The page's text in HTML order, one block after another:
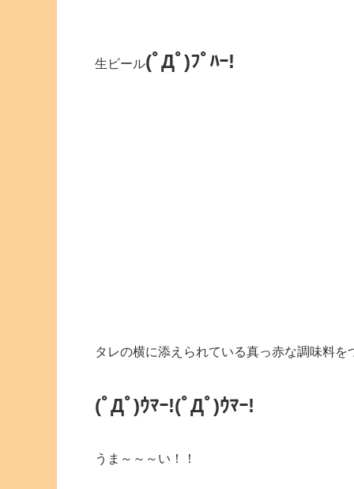
生ビール(ﾟДﾟ)ﾌﾟﾊｰ!
タレの横に添えられている真っ赤な調味料を
(ﾟДﾟ)ｳﾏｰ!(ﾟДﾟ)ｳﾏｰ!
うま～～～い！！